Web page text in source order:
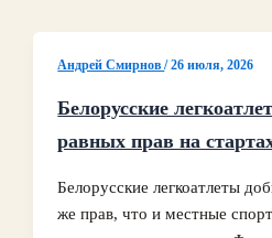
Андрей Смирнов/26 июля, 2026
Белорусские
равных прав на
Белорусские легкоатлеты
же прав, что и местные